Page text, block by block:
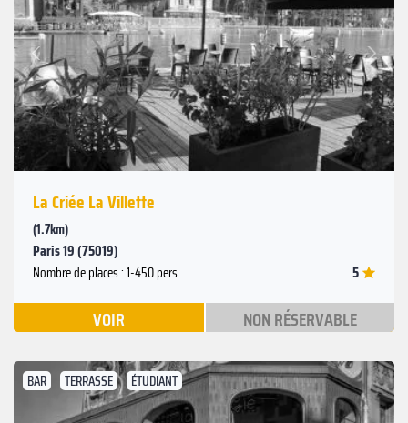
Précédent
Suivant
La Criée La Villette
(1.7km)
Paris 19 (75019)
Nombre de places : 1-450 pers. 5
VOIR NON RÉSERVABLE
BAR TERRASSE ÉTUDIANT